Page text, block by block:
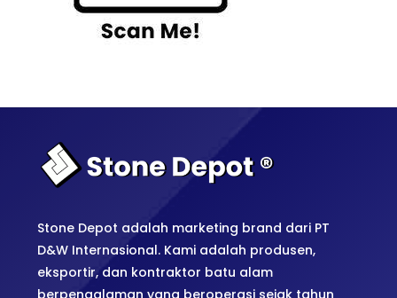
Stone Depot adalah marketing brand dari PT
D&W Internasional. Kami adalah produsen,
eksportir, dan kontraktor batu alam